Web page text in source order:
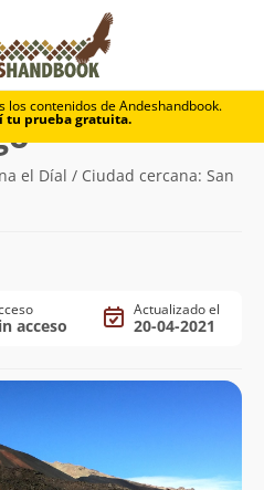
los contenidos de Andeshandbook.
tu prueba gratuita.
(2.055m)
el Díal / Ciudad cercana: San
acceso
Actualizado el
20-04-2021